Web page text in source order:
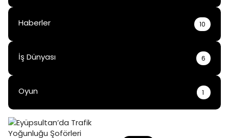
Haberler 10
İş Dünyası 6
Oyun 1